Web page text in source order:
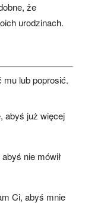
że
urodzinach.
lub poprosić.
abyś już więcej
nie mówił
Ci, abyś mnie